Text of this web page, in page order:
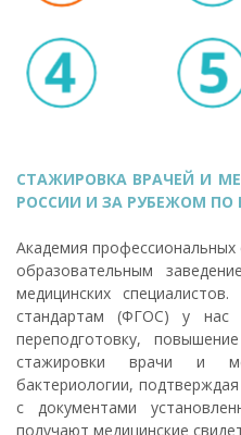
СТАЖИРОВКА ВРАЧЕЙ И
РОССИИ И ЗА РУБЕЖОМ ПО
Академия
образовательным
медицинских
стандартам (ФГОС) у нас
переподготовку,
стажировки врачи и
бактериологии,
с документами
получают медицинские